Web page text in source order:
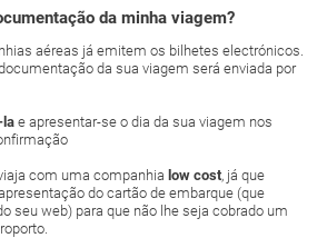
da minha viagem?
aéreas já emitem os bilhetes electrónicos.
da sua viagem será enviada por
la e apresentar-se o dia da sua viagem nos
com uma companhia low cost, já que
do cartão de embarque (que
seu web) para que não lhe seja cobrado um